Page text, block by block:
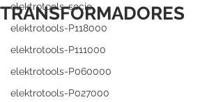
elektrotools-socio
elektrotools-P118000
elektrotools-P111000
elektrotools-P060000
elektrotools-P027000
TRANSFORMADORES